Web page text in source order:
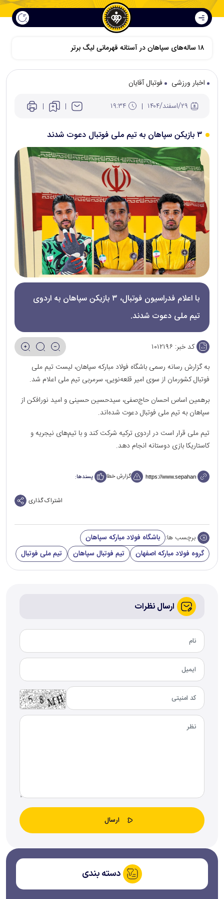
۱۸ ساله‌های سپاهان در آستانه قهرمانی لیگ برتر
اخبار ورزشی
فوتبال آقایان
با اعلام فدراسیون فوتبال، ۳ بازیکن سپاهان به اردوی
تیم ملی دعوت شدند.
کد خبر: ۱۰۱۲۱۹۶
به گزارش رسانه رسمی باشگاه فولاد مبارکه سپاهان، لیست تیم ملی
فوتبال کشورمان از سوی امیر قلعه‌نویی، سرمربی تیم ملی اعلام شد.
برهمین اساس احسان حاج‌صفی، سیدحسین حسینی و امید نورافکن از
سپاهان به تیم ملی فوتبال دعوت شده‌اند.
تیم ملی قرار است در اردوی ترکیه شرکت کند و با تیم‌های نیجریه و
کاستاریکا بازی دوستانه انجام دهد.
گزارش خطا پسندها:
اشتراک گذاری
برچسب ها: باشگاه فولاد مبارکه سپاهان
گروه فولاد مبارکه اصفهان
تیم فوتبال سپاهان تیم ملی فوتبال
ارسال نظرات
دسته بندی